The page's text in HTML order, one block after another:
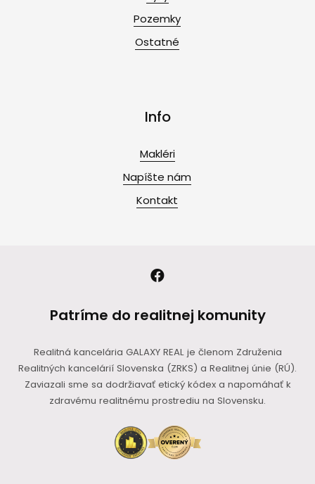
Pozemky
Ostatné
Info
Makléri
Napíšte nám
Kontakt
Patríme do realitnej komunity
Realitná kancelária GALAXY REAL je členom Združenia
Realitných kancelárií Slovenska (ZRKS) a Realitnej únie (RÚ).
Zaviazali sme sa dodržiavať etický kódex a napomáhať k
zdravému realitnému prostrediu na Slovensku.